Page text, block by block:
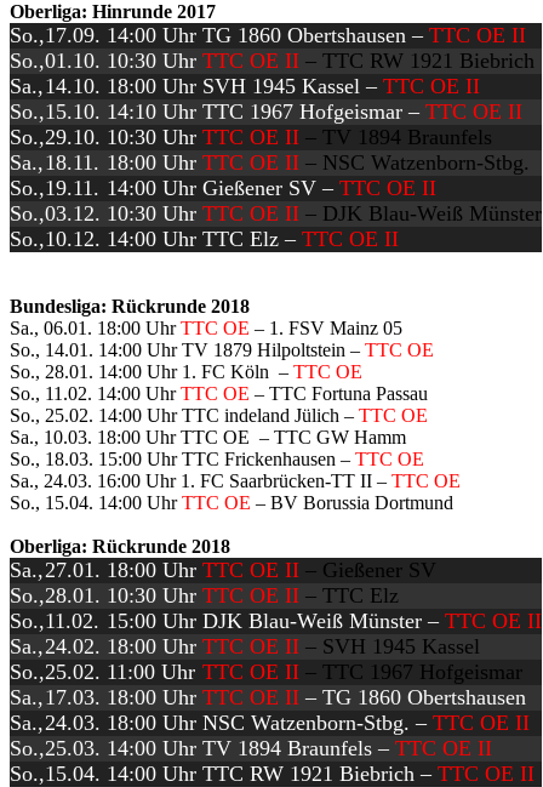
Oberliga: Hinrunde 2017
So.,17.09. 14:00 Uhr TG 1860 Obertshausen – TTC OE II
So.,01.10. 10:30 Uhr TTC OE II – TTC RW 1921 Biebrich
Sa.,14.10. 18:00 Uhr SVH 1945 Kassel – TTC OE II
So.,15.10. 14:10 Uhr TTC 1967 Hofgeismar – TTC OE II
So.,29.10. 10:30 Uhr TTC OE II – TV 1894 Braunfels
Sa.,18.11. 18:00 Uhr TTC OE II – NSC Watzenborn-Stbg.
So.,19.11. 14:00 Uhr Gießener SV – TTC OE II
So.,03.12. 10:30 Uhr TTC OE II – DJK Blau-Weiß Münster
So.,10.12. 14:00 Uhr TTC Elz – TTC OE II
Bundesliga: Rückrunde 2018
Sa., 06.01. 18:00 UhrTTC OE – 1. FSV Mainz 05
So., 14.01. 14:00 Uhr TV 1879 Hilpoltstein – TTC OE
So., 28.01. 14:00 Uhr 1. FC Köln – TTC OE
So., 11.02. 14:00 UhrTTC OE – TTC Fortuna Passau
So., 25.02. 14:00 Uhr TTC indeland Jülich – TTC OE
Sa., 10.03. 18:00 UhrTTC OE – TTC GW Hamm
So., 18.03. 15:00 Uhr TTC Frickenhausen – TTC OE
Sa., 24.03. 16:00 Uhr 1. FC Saarbrücken-TT II – TTC OE
So., 15.04. 14:00 UhrTTC OE – BV Borussia Dortmund
Oberliga: Rückrunde 2018
Sa.,27.01. 18:00 Uhr TTC OE II – Gießener SV
So.,28.01. 10:30 Uhr TTC OE II – TTC Elz
So.,11.02. 15:00 Uhr DJK Blau-Weiß Münster – TTC OE II
Sa.,24.02. 18:00 Uhr TTC OE II – SVH 1945 Kassel
So.,25.02. 11:00 Uhr TTC OE II – TTC 1967 Hofgeismar
Sa.,17.03. 18:00 Uhr TTC OE II – TG 1860 Obertshausen
Sa.,24.03. 18:00 Uhr NSC Watzenborn-Stbg. – TTC OE II
So.,25.03. 14:00 Uhr TV 1894 Braunfels – TTC OE II
So.,15.04. 14:00 Uhr TTC RW 1921 Biebrich – TTC OE II